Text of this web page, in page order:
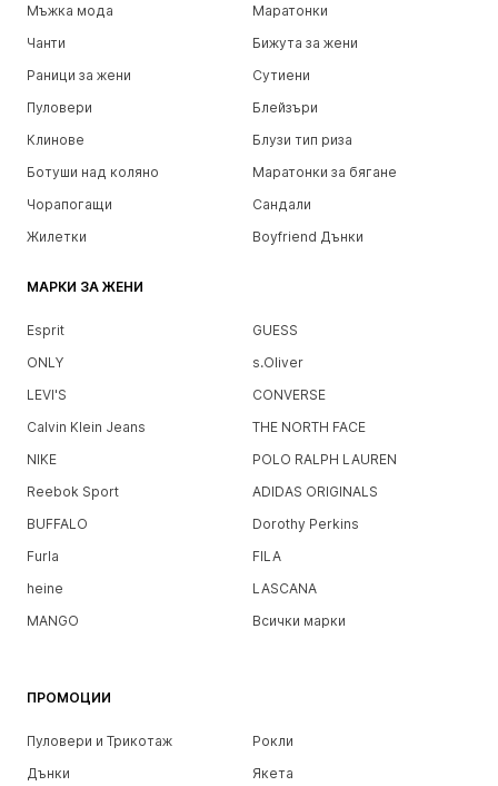
Мъжка мода
Маратонки
Чанти
Бижута за жени
Раници за жени
Сутиени
Пуловери
Блейзъри
Клинове
Блузи тип риза
Ботуши над коляно
Маратонки за бягане
Чорапогащи
Сандали
Жилетки
Boyfriend Дънки
МАРКИ ЗА ЖЕНИ
Esprit
GUESS
ONLY
s.Oliver
LEVI'S
CONVERSE
Calvin Klein Jeans
THE NORTH FACE
NIKE
POLO RALPH LAUREN
Reebok Sport
ADIDAS ORIGINALS
BUFFALO
Dorothy Perkins
Furla
FILA
heine
LASCANA
MANGO
Всички марки
ПРОМОЦИИ
Пуловери и Трикотаж
Рокли
Дънки
Якета